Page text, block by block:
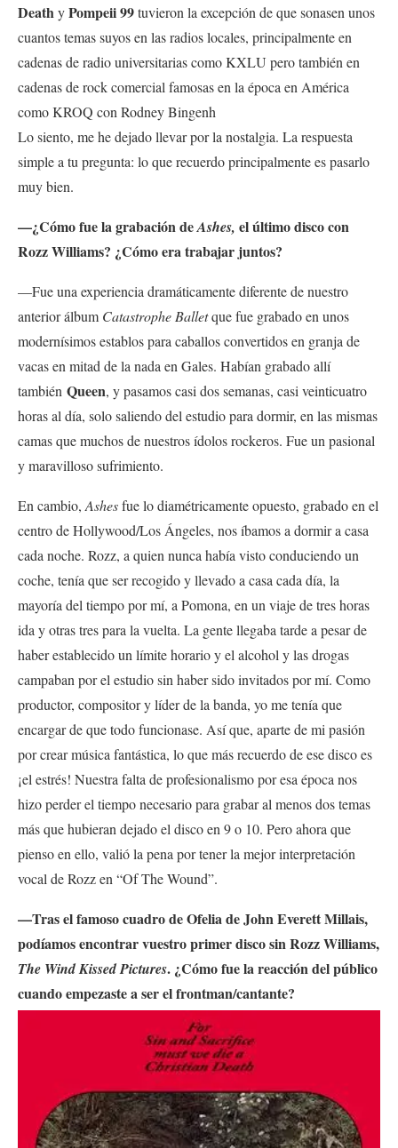
Death yPompeii 99tuvieron la excepción de que sonasen unos
cuantos temas suyos en las radios locales, principalmente en
cadenas de radio universitarias como KXLU pero también en
cadenas de rock comercial famosas en la época en América
como KROQ con Rodney Bingenh
Lo siento, me he dejado llevar por la nostalgia. La respuesta
simple a tu pregunta: lo que recuerdo principalmente es pasarlo
muy bien.
—¿Cómo fue la grabación deAshes, el último disco con
Rozz Williams? ¿Cómo era trabajar juntos?
—Fue una experiencia dramáticamente diferente de nuestro
anterior álbum Catastrophe Balletque fue grabado en unos
modernísimos establos para caballos convertidos en granja de
vacas en mitad de la nada en Gales. Habían grabado allí
también Queen, y pasamos casi dos semanas, casi veinticuatro
horas al día, solo saliendo del estudio para dormir, en las mismas
camas que muchos de nuestros ídolos rockeros. Fue un pasional
y maravilloso sufrimiento.
En cambio, Ashesfue lo diamétricamente opuesto, grabado en el
centro de Hollywood/Los Ángeles, nos íbamos a dormir a casa
cada noche. Rozz, a quien nunca había visto conduciendo un
coche, tenía que ser recogido y llevado a casa cada día, la
mayoría del tiempo por mí, a Pomona, en un viaje de tres horas
ida y otras tres para la vuelta. La gente llegaba tarde a pesar de
haber establecido un límite horario y el alcohol y las drogas
campaban por el estudio sin haber sido invitados por mí. Como
productor, compositor y líder de la banda, yo me tenía que
encargar de que todo funcionase. Así que, aparte de mi pasión
por crear música fantástica, lo que más recuerdo de ese disco es
¡el estrés! Nuestra falta de profesionalismo por esa época nos
hizo perder el tiempo necesario para grabar al menos dos temas
más que hubieran dejado el disco en 9 o 10. Pero ahora que
pienso en ello, valió la pena por tener la mejor interpretación
vocal de Rozz en “Of The Wound”.
—Tras el famoso cuadro de Ofelia de John Everett Millais,
podíamos encontrar vuestro primer disco sin Rozz Williams,
The Wind Kissed Pictures. ¿Cómo fue la reacción del público
cuando empezaste a ser el frontman/cantante?